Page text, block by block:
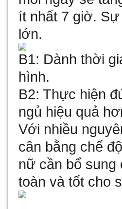
ít nhất 7 giờ.
lớn.
B1: Dành thời
hình.
B2: Thực hiện
ngủ hiệu quả
Với nhiều
cân bằng chế
nữ cần bổ
toàn và tốt cho